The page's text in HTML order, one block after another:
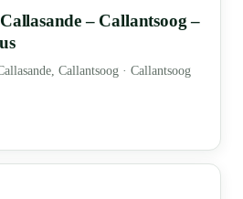
– Callantsoog –
Callantsoog · Callantsoog